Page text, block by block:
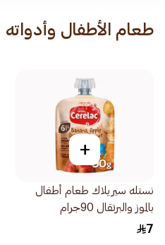
طعام الأطفال وأدواته
+
نستله سيريلاك طعام أطفال
بالموز والبرتقال 90جرام
7